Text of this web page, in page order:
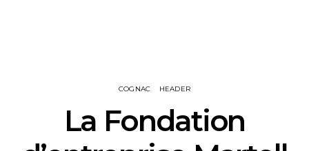
COGNAC HEADER
La Fondation